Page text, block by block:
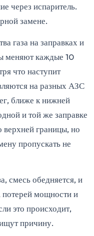
через испаритель.
замене.
газа на заправках и
меняют каждые 10
что наступит
на разных АЗС
ближе к нижней
и той же заправке
верхней границы, но
пропускать не
смесь обедняется, и
потерей мощности и
это происходит,
причину.